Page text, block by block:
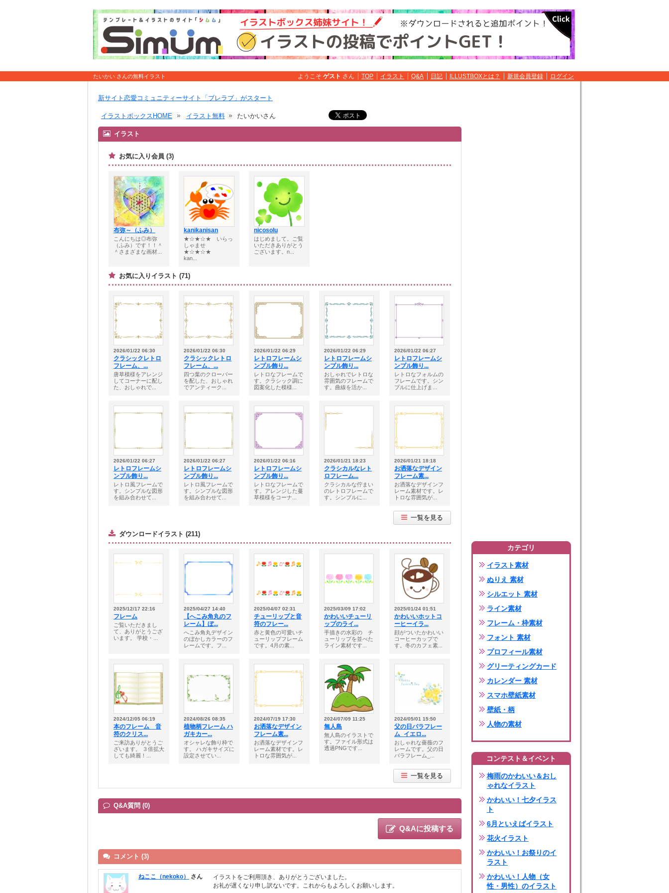
たいかい さんの無料イラスト ようこそ ゲスト さん TOP イラスト Q&A 日記 ILLUSTBOXとは？ 新規会員登録 ログイン
新サイト恋愛コミュニティーサイト「ブレラブ」がスタート
イラストボックスHOME イラスト無料 たいかいさん
イラスト
お気に入り会員 (3)
布弥～（ふみ）
こんにちは◎布弥
（ふみ）です！！＾
＾さまざまな画材...
kanikanisan
★☆★☆★ いらっ
しゃませ
★☆★☆★
kan...
nicosolu
はじめまして。ご覧
いただきありがとう
ございます。n...
お気に入りイラスト (71)
2026/01/22 06:30
クラシックレトロ
フレーム、...
唐草模様をアレンジ
してコーナーに配し
た、おしゃれで...
2026/01/22 06:30
クラシックレトロ
フレーム、...
四つ葉のクローバー
を配した、おしゃれ
でアンティーク...
2026/01/22 06:29
レトロフレームシ
ンプル飾り...
レトロなフレームで
す。クラシック調に
図案化した模様...
2026/01/22 06:29
レトロフレームシ
ンプル飾り...
おしゃれでレトロな
雰囲気のフレームで
す。曲線を活か...
2026/01/22 06:27
レトロフレームシ
ンプル飾り...
レトロなフォルムの
フレームです。シン
プルに仕上げま...
2026/01/22 06:27
レトロフレームシ
ンプル飾り...
レトロ風フレームで
す。シンプルな図形
を組み合わせて...
2026/01/22 06:27
レトロフレームシ
ンプル飾り...
レトロ風フレームで
す。シンプルな図形
を組み合わせて...
2026/01/22 06:16
レトロフレームシ
ンプル飾り...
レトロなフレームで
す。アレンジした蔓
草模様をコーナ...
2026/01/21 18:23
クラシカルなレト
ロフレーム...
クラシカルな佇まい
のレトロフレームで
す。シンプルに...
2026/01/21 18:18
お洒落なデザイン
フレーム素...
お洒落なデザインフ
レーム素材です。レ
トロな雰囲気が...
一覧を見る
ダウンロードイラスト (211)
2025/12/17 22:16
フレーム
ご覧いただきまし
て、ありがとうござ
います。 学校・...
2025/04/27 14:40
【へこみ角丸のフ
レーム】ぼ...
へこみ角丸デザイン
のぼかしカラーのフ
レームです。フ...
2025/04/07 02:31
チューリップと音
符のフレー...
赤と黄色の可愛いチ
ューリップフレーム
です。4月の素...
2025/03/09 17:02
かわいいチューリ
ップのライ...
手描きの水彩の チ
ューリップを並べた
ライン素材です...
2025/01/24 01:51
かわいいホットコ
ーヒーイラ...
顔がついたかわいい
コーヒーカップで
す。冬のカフェ素...
2024/12/05 06:19
本のフレーム 音
符のクリス...
ご来訪ありがとうご
ざいます。 ３倍拡大
しても綺麗！...
2024/08/26 08:35
植物柄フレーム ハ
ガキカー...
オシャレな飾り枠で
す。 ハガキサイズに
設定させてい...
2024/07/19 17:30
お洒落なデザイン
フレーム素...
お洒落なデザインフ
レーム素材です。レ
トロな雰囲気が...
2024/07/09 11:25
無人島
無人島のイラストで
す。ファイル形式は
透過PNGです...
2024/05/01 15:50
父の日バラフレー
ム_イエロ...
おしゃれな薔薇のフ
レームです。父の日
バラフレーム_...
一覧を見る
Q&A質問 (0)
Q&Aに投稿する
コメント (3)
ねここ（nekoko） さん
イラストをご利用頂き、ありがとうございました。
お礼が遅くなり申し訳ないです。これからもよろしくお願いします。
カテゴリ
イラスト素材
ぬりえ 素材
シルエット 素材
ライン素材
フレーム・枠素材
フォント 素材
プロフィール素材
グリーティングカード
カレンダー 素材
スマホ壁紙素材
壁紙・柄
人物の素材
コンテスト＆イベント
梅雨のかわいい＆おし
ゃれなイラスト
かわいい！七夕イラス
ト
6月といえばイラスト
花火イラスト
かわいい！お祭りのイ
ラスト
かわいい！人物（女
性・男性）のイラスト